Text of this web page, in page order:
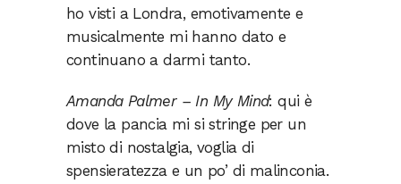
ho visti a Londra, emotivamente e
musicalmente mi hanno dato e
continuano a darmi tanto.
Amanda Palmer – In My Mind: qui è
dove la pancia mi si stringe per un
misto di nostalgia, voglia di
spensieratezza e un po’ di malinconia.